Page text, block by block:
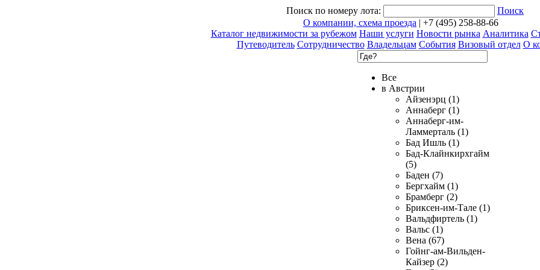
Поиск по номеру лота:
Поиск
О компании, схема проезда | +7 (495) 258-88-66
Каталог недвижимости за рубежом Наши услуги Новости рынка Аналитика
Путеводитель Сотрудничество Владельцам События Визовый отдел О
Все
в Австрии
Айзенэрц (1)
Аннаберг (1)
Аннаберг-им-
Ламмерталь (1)
Бад Ишль (1)
Бад-Клайнкирхгайм
(5)
Баден (7)
Бергхайм (1)
Брамберг (2)
Бриксен-им-Тале (1)
Вальдфиртель (1)
Вальс (1)
Вена (67)
Гойнг-ам-Вильден-
Кайзер (2)